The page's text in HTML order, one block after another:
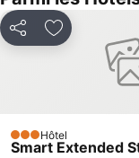
PartagerAjouter à
3 Étoiles
Hôtel
Smart Extended